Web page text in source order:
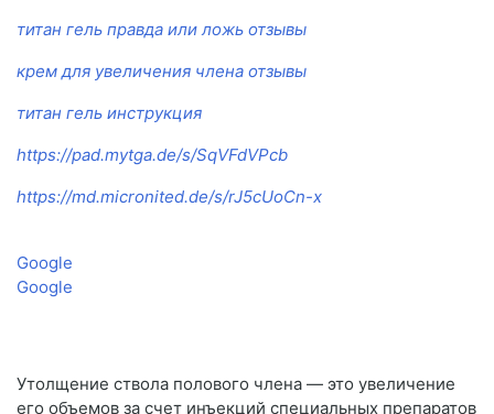
титан гель правда или ложь отзывы
крем для увеличения члена отзывы
титан гель инструкция
https://pad.mytga.de/s/SqVFdVPcb
https://md.micronited.de/s/rJ5cUoCn-x
Google
Google
Утолщение ствола полового члена — это увеличение
его объемов за счет инъекций специальных препаратов